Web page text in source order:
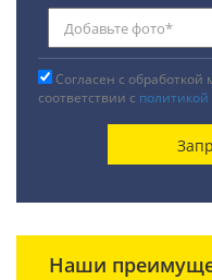
Согласен с
соответствии с
Наши